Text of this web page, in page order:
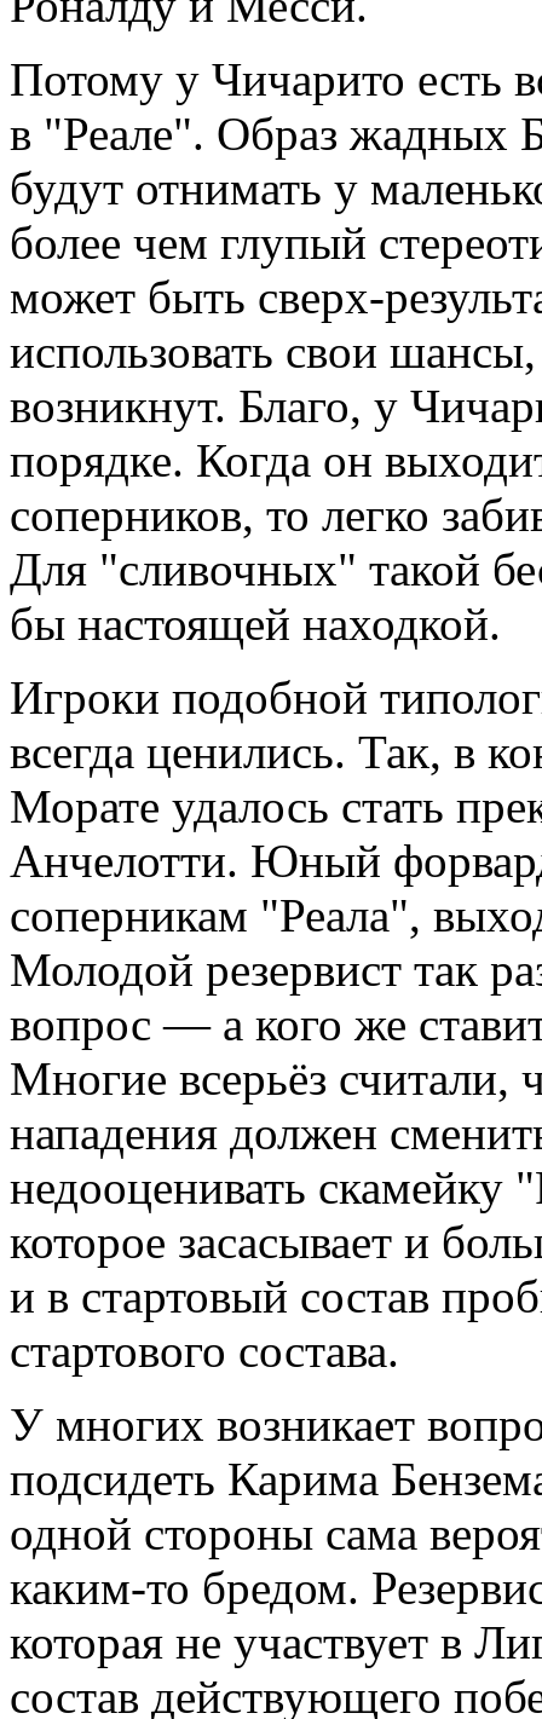
Потому у Чичарито есть
в "Реале". Образ жадных
будут отнимать у
более чем глупый
может быть сверх-
использовать свои
возникнут. Благо, у
порядке. Когда он
соперников, то легко
Для "сливочных" такой
бы настоящей находкой.
Игроки подобной
всегда ценились. Так, в
Морате удалось стать
Анчелотти. Юный
соперникам "Реала",
Молодой резервист так
вопрос — а кого же
Многие всерьёз считали,
нападения должен
недооценивать скамейку
которое засасывает и
и в стартовый состав
стартового состава.
У многих возникает
подсидеть Карима
одной стороны сама
каким-то бредом.
которая не участвует в
состав действующего